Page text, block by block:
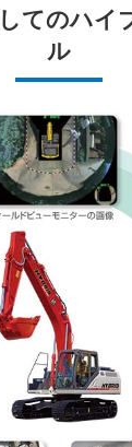
てのハイ
ル